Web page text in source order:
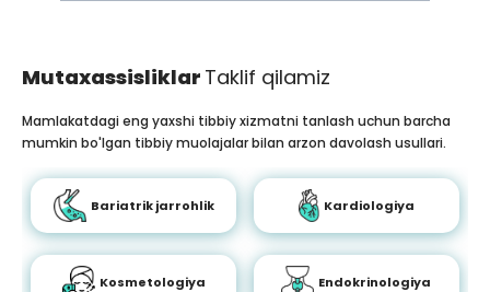
Mutaxassisliklar Taklif qilamiz
Mamlakatdagi eng yaxshi tibbiy xizmatni tanlash uchun barcha
mumkin bo'lgan tibbiy muolajalar bilan arzon davolash usullari.
Bariatrik jarrohlik Kardiologiya
Kosmetologiya Endokrinologiya